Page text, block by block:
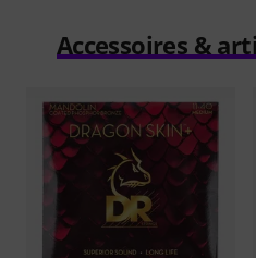
Accessoires &